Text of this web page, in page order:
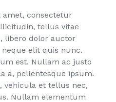
consectetur
tellus vitae
libero dolor auctor
elit quis nunc.
est. Nullam ac justo
a, pellentesque ipsum.
vehicula et tellus nec,
Nullam elementum